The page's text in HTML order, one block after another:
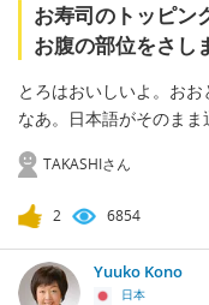
お寿司のトッピン
お腹の部位をさし
とろはおいしいよ。お
なあ。日本語がそのまま
TAKASHIさん
2 6854
Yuuko Kono
日本